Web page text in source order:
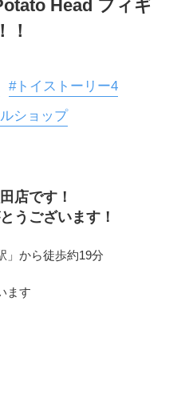
Head フィギ
！
#トイストーリー4
ショップ
店です！
うございます！
」から徒歩約19分
ます